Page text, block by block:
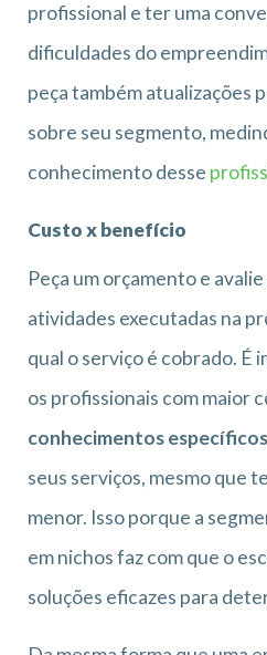
profissional e ter uma
dificuldades do
peça também atualizações
sobre seu segmento,
conhecimento desse
Custo x benefício
Peça um orçamento e
atividades executadas na
qual o serviço é cobrado.
os profissionais com maior
conhecimentos específicos
seus serviços, mesmo que
menor. Isso porque a
em nichos faz com que o
soluções eficazes para